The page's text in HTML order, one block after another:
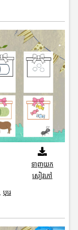
បុរេ
ទាញយក
សៀវភៅ